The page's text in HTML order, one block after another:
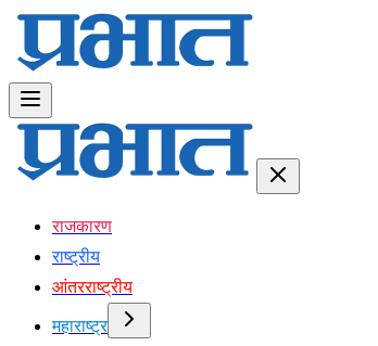
राजकारण
राष्ट्रीय
आंतरराष्ट्रीय
महाराष्ट्र